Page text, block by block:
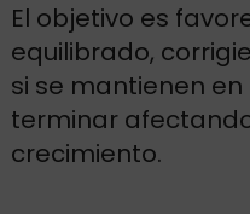
El objetivo es
equilibrado,
si se mantienen
terminar
crecimiento.